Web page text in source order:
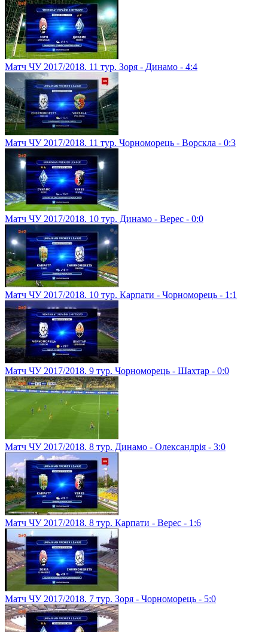
Матч ЧУ 2017/2018. 11 тур. Зоря - Динамо - 4:4
Матч ЧУ 2017/2018. 11 тур. Чорноморець - Ворскла - 0:3
Матч ЧУ 2017/2018. 10 тур. Динамо - Верес - 0:0
Матч ЧУ 2017/2018. 10 тур. Карпати - Чорноморець - 1:1
Матч ЧУ 2017/2018. 9 тур. Чорноморець - Шахтар - 0:0
Матч ЧУ 2017/2018. 8 тур. Динамо - Олександрія - 3:0
Матч ЧУ 2017/2018. 8 тур. Карпати - Верес - 1:6
Матч ЧУ 2017/2018. 7 тур. Зоря - Чорноморець - 5:0